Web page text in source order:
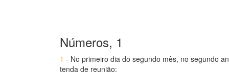
Números, 1
1 - No primeiro dia do segundo mês, no segundo
tenda de reunião: